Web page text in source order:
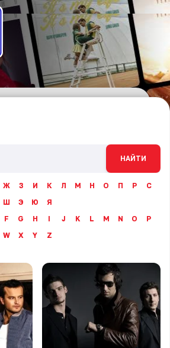
НАЙТИ
Ж З И К Л М Н О П Р
С
Ш Э Ю
Я
F G H I J K L M N O
P
W X Y Z